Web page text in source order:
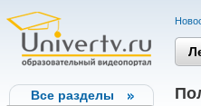
Все разделы